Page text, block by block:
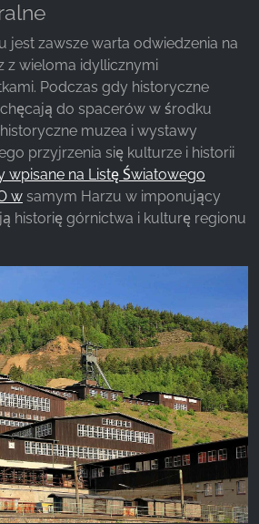
jest zawsze warta odwiedzenia na
z wieloma idyllicznymi
Podczas gdy historyczne
do spacerów w środku
muzea i wystawy
przyjrzenia się kulturze i historii
wpisane na Listę Światowego
w samym Harzu w imponujący
historię górnictwa i kulturę regionu